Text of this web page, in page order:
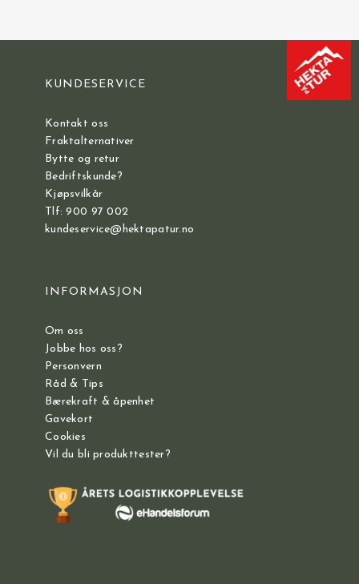
KUNDESERVICE
Kontakt oss
Fraktalternativer
Bytte og retur
Bedriftskunde?
Kjøpsvilkår
Tlf: 900 97 002
kundeservice@hektapatur.no
INFORMASJON
Om oss
Jobbe hos oss?
Personvern
Råd & Tips
Bærekraft & åpenhet
Gavekort
Cookies
Vil du bli produkttester?